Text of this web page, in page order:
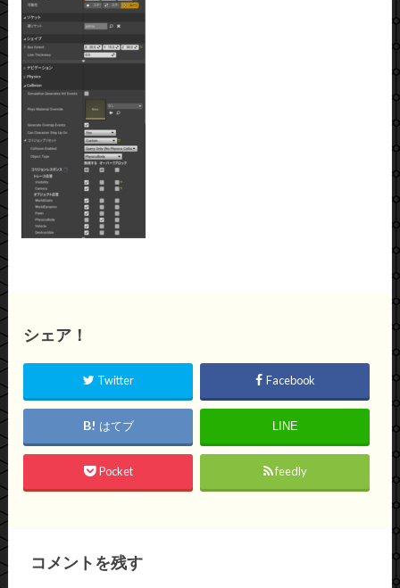
シェア！
Twitter Facebook
はてブ LINE
Pocket feedly
コメントを残す